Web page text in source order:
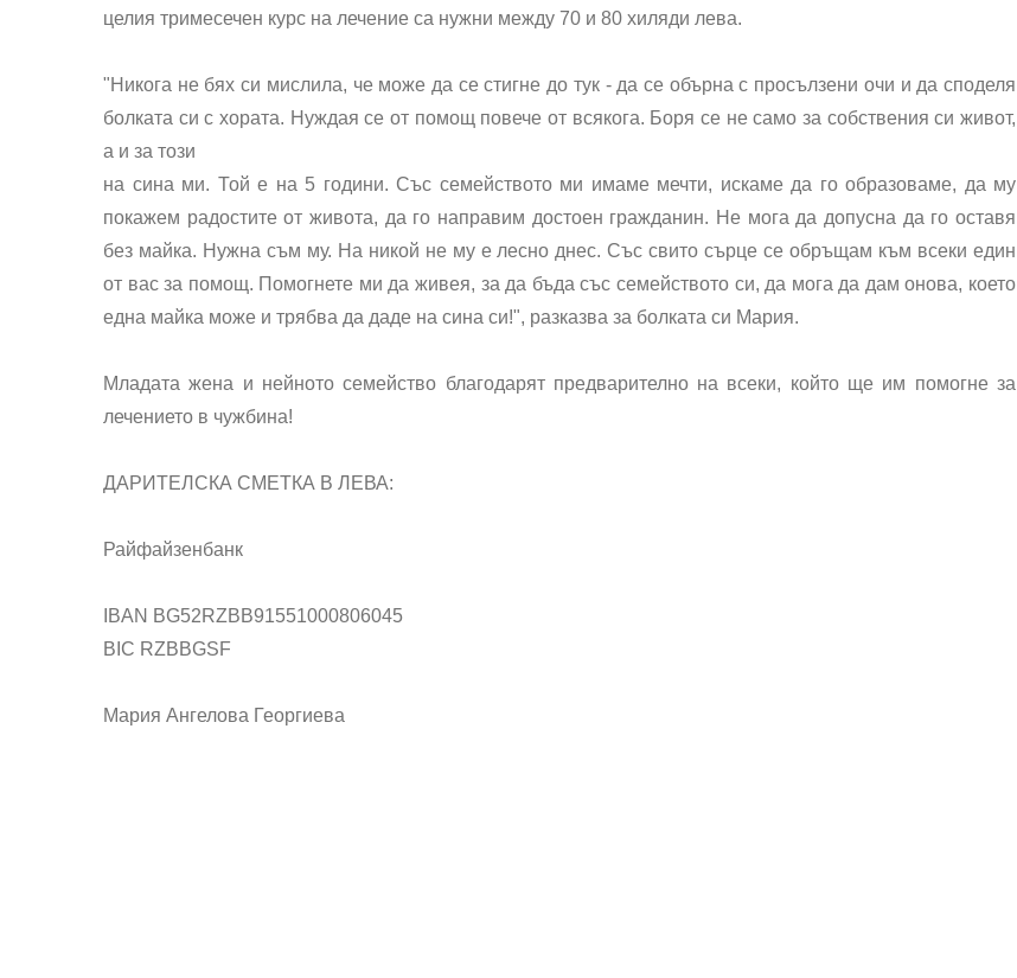
целия тримесечен курс на лечение са нужни между 70 и 80 хиляди лева.
"Никога не бях си мислила, че може да се стигне до тук - да се обърна с просълзени очи и да споделя
болката си с хората. Нуждая се от помощ повече от всякога. Боря се не само за собствения си живот,
а и за този
на сина ми. Той е на 5 години. Със семейството ми имаме мечти, искаме да го образоваме, да му
покажем радостите от живота, да го направим достоен гражданин. Не мога да допусна да го оставя
без майка. Нужна съм му. На никой не му е лесно днес. Със свито сърце се обръщам към всеки един
от вас за помощ. Помогнете ми да живея, за да бъда със семейството си, да мога да дам онова, което
една майка може и трябва да даде на сина си!", разказва за болката си Мария.
Младата жена и нейното семейство благодарят предварително на всеки, който ще им помогне за
лечението в чужбина!
ДАРИТЕЛСКА СМЕТКА В ЛЕВА:
Райфайзенбанк
IBAN BG52RZBB91551000806045
BIC RZBBGSF
Мария Ангелова Георгиева